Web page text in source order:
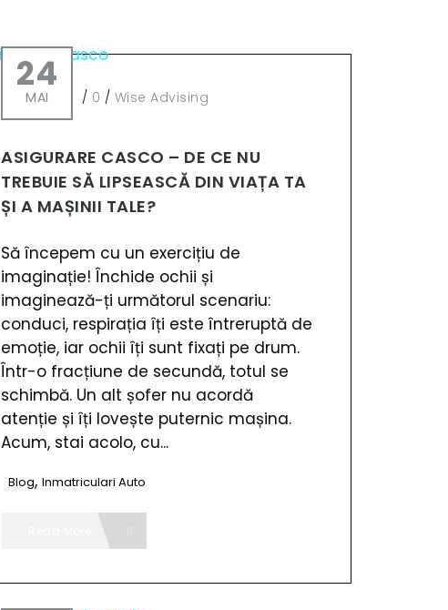
24
MAI / 0 / Wise Advising
ASIGURARE CASCO – DE CE NU
TREBUIE SĂ LIPSEASCĂ DIN VIAȚA TA
ȘI A MAȘINII TALE?
Să începem cu un exercițiu de
imaginație! Închide ochii și
imaginează-ți următorul scenariu:
conduci, respirația îți este întreruptă de
emoție, iar ochii îți sunt fixați pe drum.
Într-o fracțiune de secundă, totul se
schimbă. Un alt șofer nu acordă
atenție și îți lovește puternic mașina.
Acum, stai acolo, cu...
Blog,Inmatriculari Auto